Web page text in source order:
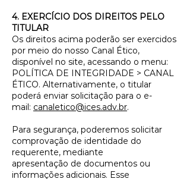
4. EXERCÍCIO DOS DIREITOS PELO
TITULAR
Os direitos acima poderão ser exercidos
por meio do nosso Canal Ético,
disponível no site, acessando o menu:
POLÍTICA DE INTEGRIDADE > CANAL
ÉTICO. Alternativamente, o titular
poderá enviar solicitação para o e-
mail: canaletico@ices.adv.br.
Para segurança, poderemos solicitar
comprovação de identidade do
requerente, mediante
apresentação de documentos ou
informações adicionais. Esse